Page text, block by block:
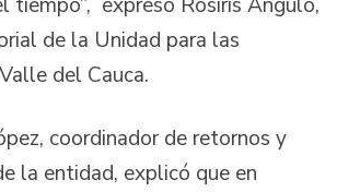
de la Unidad para las
del Cauca.
coordinador de retornos y
la entidad, explicó que en